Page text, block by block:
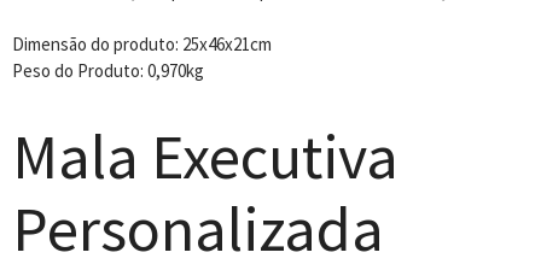
Dimensão do produto: 25x46x21cm
Peso do Produto: 0,970kg
Mala Executiva
Personalizada